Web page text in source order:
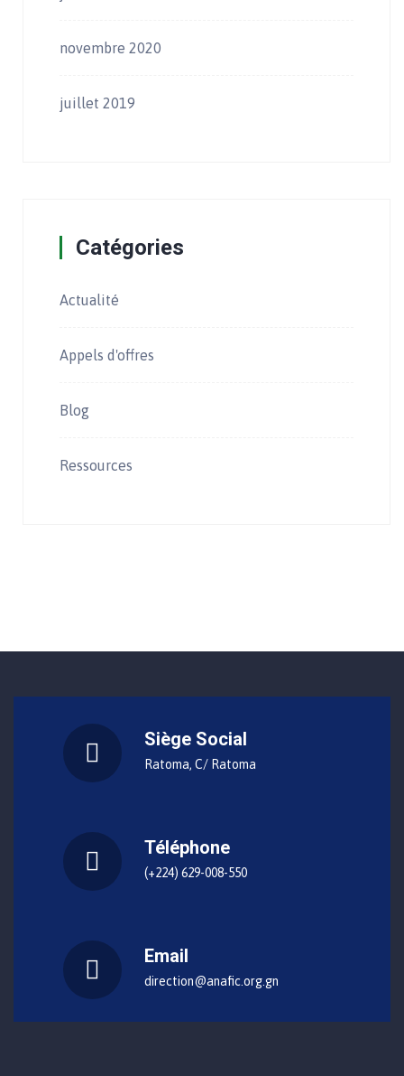
novembre 2020
juillet 2019
Catégories
Actualité
Appels d'offres
Blog
Ressources
Siège Social
Ratoma, C/ Ratoma
Téléphone
(+224) 629-008-550
Email
direction@anafic.org.gn